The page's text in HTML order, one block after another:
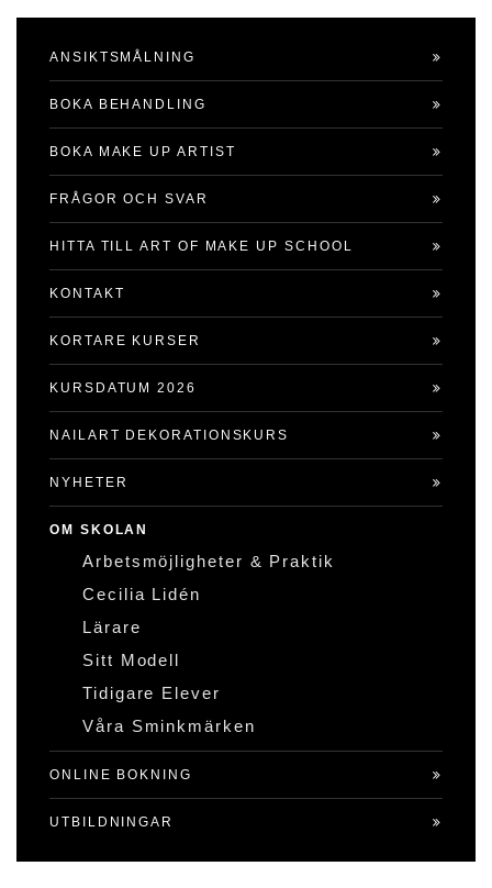
ANSIKTSMÅLNING
BOKA BEHANDLING
BOKA MAKE UP ARTIST
FRÅGOR OCH SVAR
HITTA TILL ART OF MAKE UP SCHOOL
KONTAKT
KORTARE KURSER
KURSDATUM 2026
NAILART DEKORATIONSKURS
NYHETER
OM SKOLAN
Arbetsmöjligheter & Praktik
Cecilia Lidén
Lärare
Sitt Modell
Tidigare Elever
Våra Sminkmärken
ONLINE BOKNING
UTBILDNINGAR